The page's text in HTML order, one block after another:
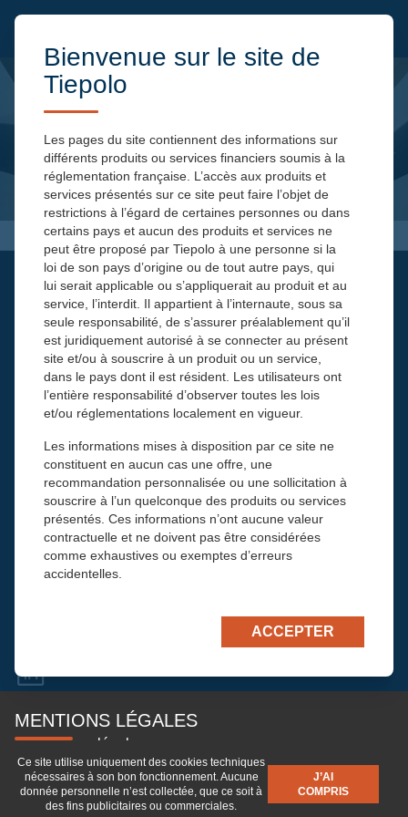
INSCRIVEZ-VOUS
Pour recevoir notre newsletter
données, utilisées exclusivement par Financière Tiepolo, seront
conservées 1 an et pourront être rectifiées sur simple demande à
info@tiepolo.fr, conformément à la loi “informatique et libertés”.
+3=
CONTACTEZ-NOUS
Financière Tiepolo
MENTIONS LÉGALES
Informations légales
Documentation règlementaire
Avertissement
© 2008-2026 Financière Tiepolo. Tous droits réservés.
Bienvenue sur le site de
Tiepolo
Les pages du site contiennent des informations sur
différents produits ou services financiers soumis à la
réglementation française. L’accès aux produits et
services présentés sur ce site peut faire l’objet de
restrictions à l’égard de certaines personnes ou dans
certains pays et aucun des produits et services ne
peut être proposé par Tiepolo à une personne si la
loi de son pays d’origine ou de tout autre pays, qui
lui serait applicable ou s’appliquerait au produit et au
service, l’interdit. Il appartient à l’internaute, sous sa
seule responsabilité, de s’assurer préalablement qu’il
est juridiquement autorisé à se connecter au présent
site et/ou à souscrire à un produit ou un service,
dans le pays dont il est résident. Les utilisateurs ont
l’entière responsabilité d’observer toutes les lois
et/ou réglementations localement en vigueur.
Les informations mises à disposition par ce site ne
constituent en aucun cas une offre, une
recommandation personnalisée ou une sollicitation à
souscrire à l’un quelconque des produits ou services
présentés. Ces informations n’ont aucune valeur
contractuelle et ne doivent pas être considérées
comme exhaustives ou exemptes d’erreurs
accidentelles.
préalablement lu le prospectus et le DICI des fonds
sur ce site ne dispense pas chaque utilisateur de ce
avec sa situation financière et patrimoniale et avec
ses objectifs de gestion avant toute souscription, et
investissement.
L’attention du lecteur est attirée sur le fait que les
ACCEPTER
Ce site utilise uniquement des cookies techniques
nécessaires à son bon fonctionnement. Aucune
donnée personnelle n’est collectée, que ce soit à
des fins publicitaires ou commerciales.
J’AI
COMPRIS